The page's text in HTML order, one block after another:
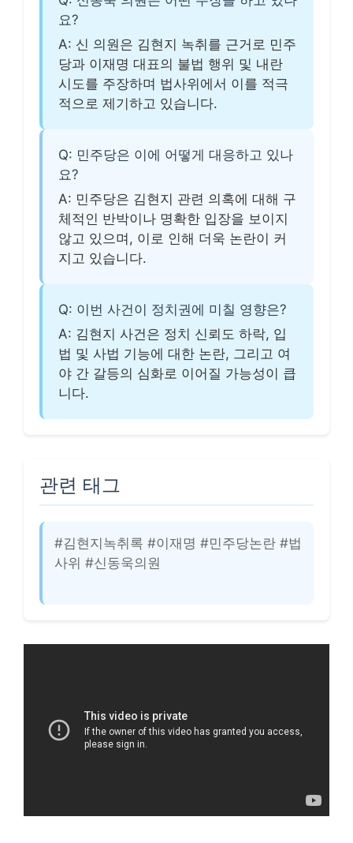
요?
A: 신 의원은 김현지 녹취를 근거로 민주
당과 이재명 대표의 불법 행위 및 내란
시도를 주장하며 법사위에서 이를 적극
적으로 제기하고 있습니다.
Q: 민주당은 이에 어떻게 대응하고 있나
요?
A: 민주당은 김현지 관련 의혹에 대해 구
체적인 반박이나 명확한 입장을 보이지
않고 있으며, 이로 인해 더욱 논란이 커
지고 있습니다.
Q: 이번 사건이 정치권에 미칠 영향은?
A: 김현지 사건은 정치 신뢰도 하락, 입
법 및 사법 기능에 대한 논란, 그리고 여
야 간 갈등의 심화로 이어질 가능성이 큽
니다.
관련 태그
#김현지녹취록 #이재명 #민주당논란 #법
사위 #신동욱의원